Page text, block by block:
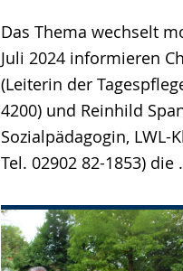
Das Thema wechselt
Juli 2024 informieren
(Leiterin der
4200) und Reinhild
Sozialpädagogin, LWL-
Tel. 02902 82-1853) die